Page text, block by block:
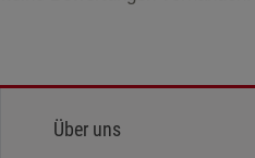
Über uns